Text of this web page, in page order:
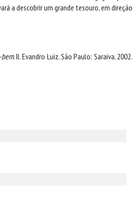
a descobrir um grande tesouro, em direção
. Il. Evandro Luiz. São Paulo: Saraiva, 2002.